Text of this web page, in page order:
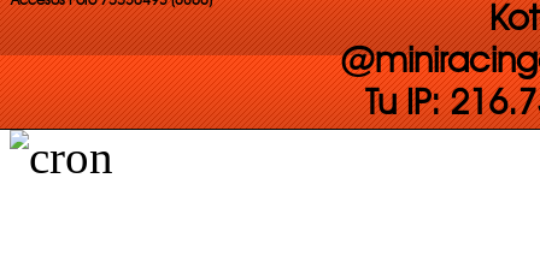
Tu IP: